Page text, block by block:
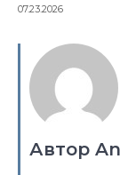
07.23.2026
Автор